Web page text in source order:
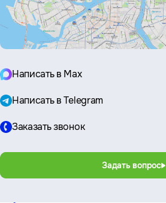
Написать в Max
Написать в Telegram
Заказать звонок
Задать вопрос